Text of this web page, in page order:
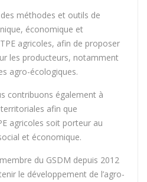
méthodes et outils de
économique et
agricoles, afin de proposer
les producteurs, notamment
agro-écologiques.
contribuons également à
afin que
agricoles soit porteur au
et économique.
du GSDM depuis 2012
le développement de l’agro-